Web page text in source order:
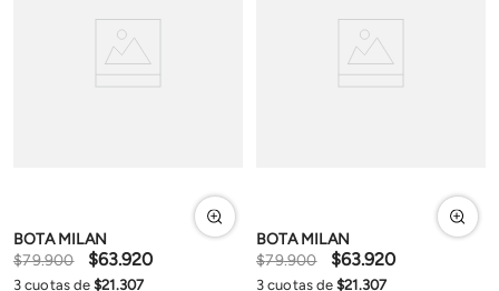
BOTA MILAN
$79.900 $63.920
3 cuotas de$21.307
BOTA MILAN
$79.900 $63.920
3 cuotas de$21.307